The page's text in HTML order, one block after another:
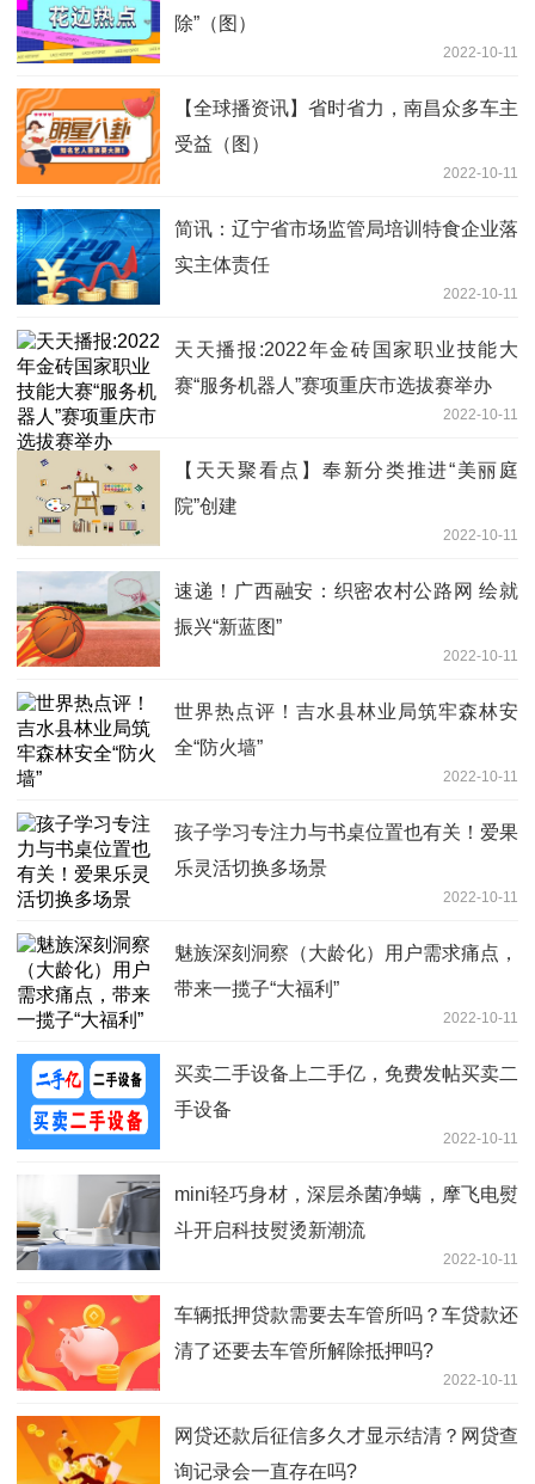
除”（图）
2022-10-11
【全球播资讯】省时省力，南昌众多车主
受益（图）
2022-10-11
简讯：辽宁省市场监管局培训特食企业落
实主体责任
2022-10-11
天天播报:2022年金砖国家职业技能大
赛“服务机器人”赛项重庆市选拔赛举办
2022-10-11
【天天聚看点】奉新分类推进“美丽庭
院”创建
2022-10-11
速递！广西融安：织密农村公路网 绘就
振兴“新蓝图”
2022-10-11
世界热点评！吉水县林业局筑牢森林安
全“防火墙”
2022-10-11
孩子学习专注力与书桌位置也有关！爱果
乐灵活切换多场景
2022-10-11
魅族深刻洞察（大龄化）用户需求痛点，
带来一揽子“大福利”
2022-10-11
买卖二手设备上二手亿，免费发帖买卖二
手设备
2022-10-11
mini轻巧身材，深层杀菌净螨，摩飞电熨
斗开启科技熨烫新潮流
2022-10-11
车辆抵押贷款需要去车管所吗？车贷款还
清了还要去车管所解除抵押吗?
2022-10-11
网贷还款后征信多久才显示结清？网贷查
询记录会一直存在吗?